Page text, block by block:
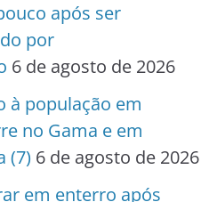
após ser
por
6 de agosto de 2026
à população em
no Gama e em
(7) 6 de agosto de 2026
em enterro após